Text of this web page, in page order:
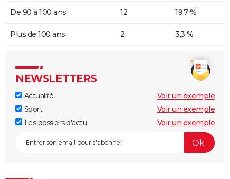
De 90 à 100 ans 12 19,7 %
Plus de 100 ans 2 3,3 %
NEWSLETTERS
Actualité
Voir un exemple
Sport
Voir un exemple
Les dossiers d'actu
Voir un exemple